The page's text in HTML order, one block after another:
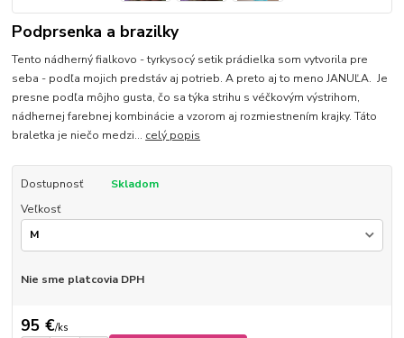
Podprsenka a brazilky
Tento nádherný fialkovo - tyrkysocý setik prádielka som vytvorila pre
seba - podľa mojich predstáv aj potrieb. A preto aj to meno JANUĽA. Je
presne podľa môjho gusta, čo sa týka strihu s véčkovým výstrihom,
nádhernej farebnej kombinácie a vzorom aj rozmiestnením krajky. Táto
braletka je niečo medzi... celý popis
Dostupnosť
Skladom
Veľkosť
Nie sme platcovia DPH
95 €/ks